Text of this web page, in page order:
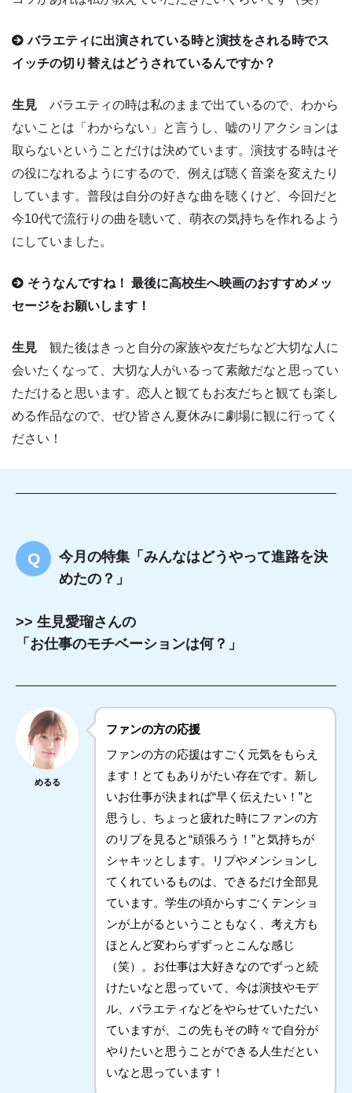
バラエティに出演されている時と演技をされる時でス
イッチの切り替えはどうされているんですか？
生見 バラエティの時は私のままで出ているので、わから
ないことは「わからない」と言うし、嘘のリアクションは
取らないということだけは決めています。演技する時はそ
の役になれるようにするので、例えば聴く音楽を変えたり
しています。普段は自分の好きな曲を聴くけど、今回だと
今10代で流行りの曲を聴いて、萌衣の気持ちを作れるよう
にしていました。
そうなんですね！ 最後に高校生へ映画のおすすめメッ
セージをお願いします！
生見 観た後はきっと自分の家族や友だちなど大切な人に
会いたくなって、大切な人がいるって素敵だなと思ってい
ただけると思います。恋人と観てもお友だちと観ても楽し
める作品なので、ぜひ皆さん夏休みに劇場に観に行ってく
ださい！
今月の特集「みんなはどうやって進路を決
めたの？」
>> 生見愛瑠さんの
「お仕事のモチベーションは何？」
めるる
ファンの方の応援
ファンの方の応援はすごく元気をもらえ
ます！とてもありがたい存在です。新し
いお仕事が決まれば“早く伝えたい！”と
思うし、ちょっと疲れた時にファンの方
のリプを見ると“頑張ろう！”と気持ちが
シャキッとします。リプやメンションし
てくれているものは、できるだけ全部見
ています。学生の頃からすごくテンショ
ンが上がるということもなく、考え方も
ほとんど変わらずずっとこんな感じ
（笑）。お仕事は大好きなのでずっと続
けたいなと思っていて、今は演技やモデ
ル、バラエティなどをやらせていただい
ていますが、この先もその時々で自分が
やりたいと思うことができる人生だとい
いなと思っています！